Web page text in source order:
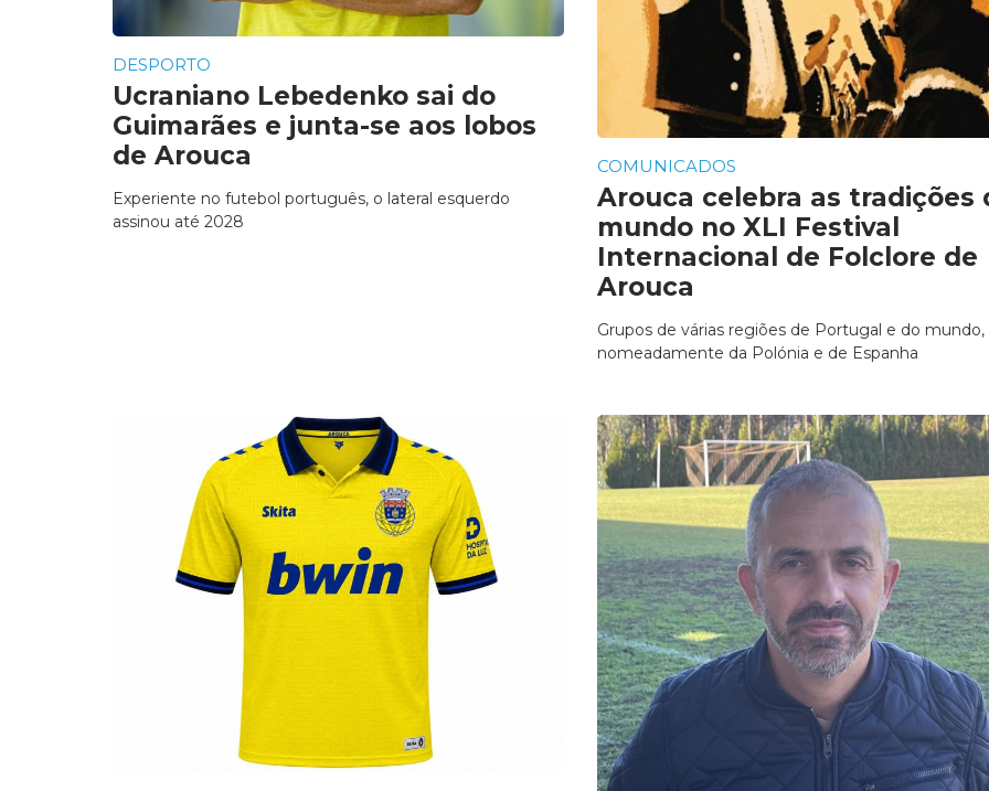
DESPORTO
Ucraniano Lebedenko sai do
Guimarães e junta-se aos lobos
de Arouca
Experiente no futebol português, o lateral esquerdo
assinou até 2028
COMUNICADOS
Arouca celebra as tradições
mundo no XLI Festival
Internacional de Folclore de
Arouca
Grupos de várias regiões de Portugal e do mundo,
nomeadamente da Polónia e de Espanha